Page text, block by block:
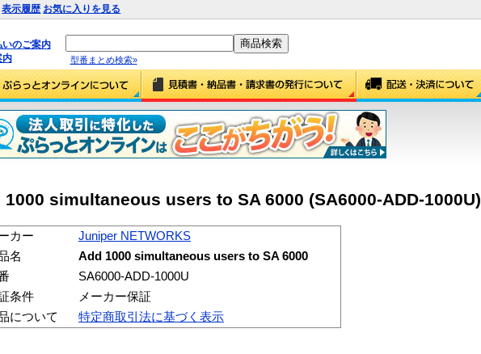
表示履歴 お気に入りを見る
のご案内
内
型番まとめ検索»
simultaneous users to SA 6000 (SA6000-ADD-1000U)
カー
Juniper NETWORKS
名
Add 1000 simultaneous users to SA 6000
SA6000-ADD-1000U
条件
メーカー保証
について
特定商取引法に基づく表示